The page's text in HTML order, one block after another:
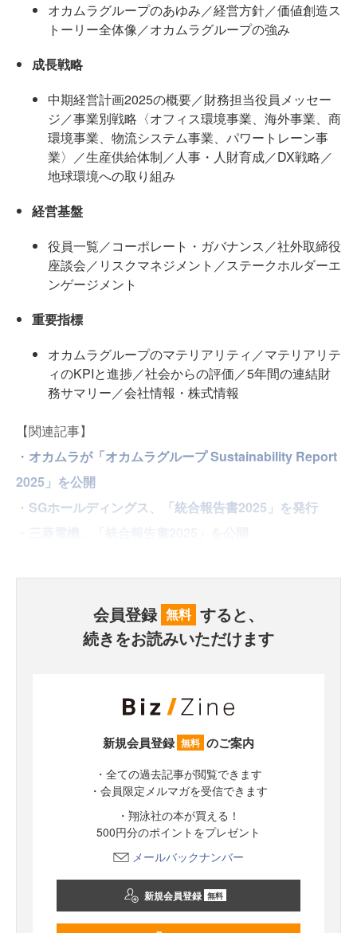
オカムラグループのあゆみ／経営方針／価値創造ス
トーリー全体像／オカムラグループの強み
成長戦略
中期経営計画2025の概要／財務担当役員メッセー
ジ／事業別戦略〈オフィス環境事業、海外事業、商
環境事業、物流システム事業、パワートレーン事
業〉／生産供給体制／人事・人財育成／DX戦略／
地球環境への取り組み
経営基盤
役員一覧／コーポレート・ガバナンス／社外取締役
座談会／リスクマネジメント／ステークホルダーエ
ンゲージメント
重要指標
オカムラグループのマテリアリティ／マテリアリテ
ィのKPIと進捗／社会からの評価／5年間の連結財
務サマリー／会社情報・株式情報
【関連記事】
・ オカムラが「オカムラグループ Sustainability Report
2025」を公開
・ SGホールディングス、「統合報告書2025」を発行
会員登録 無料 すると、
続きをお読みいただけます
新規会員登録 無料 のご案内
・全ての過去記事が閲覧できます
・会員限定メルマガを受信できます
・翔泳社の本が買える！
500円分のポイントをプレゼント
メールバックナンバー
新規会員登録 無料